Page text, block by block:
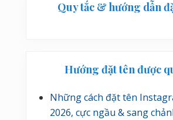
Quy tắc & hướng dẫn
Hướng đặt tên được
Những cách đặt tên
2026, cực ngầu & sang